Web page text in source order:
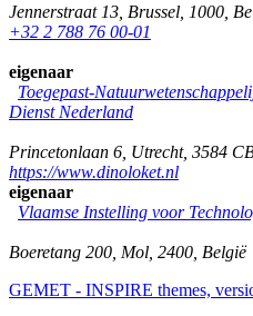
Jennerstraat 13 Brussel 1000
+32 2 788 76 00-01
eigenaar
Toegepast-
Dienst Nederland
Princetonlaan 6 Utrecht, 3584
https://www.dinoloket.nl
eigenaar
Vlaamse Instelling voor
Boeretang 200 Mol 2400 België
GEMET - INSPIRE themes,